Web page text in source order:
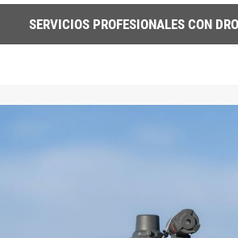
SERVICIOS PROFESIONALES CON